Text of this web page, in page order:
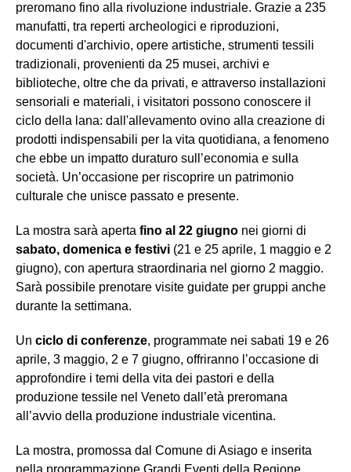
preromano fino alla rivoluzione industriale. Grazie a 235
manufatti, tra reperti archeologici e riproduzioni,
documenti d'archivio, opere artistiche, strumenti tessili
tradizionali, provenienti da 25 musei, archivi e
biblioteche, oltre che da privati, e attraverso installazioni
sensoriali e materiali, i visitatori possono conoscere il
ciclo della lana: dall'allevamento ovino alla creazione di
prodotti indispensabili per la vita quotidiana, a fenomeno
che ebbe un impatto duraturo sull’economia e sulla
società. Un’occasione per riscoprire un patrimonio
culturale che unisce passato e presente.
La mostra sarà aperta fino al 22 giugno nei giorni di
sabato, domenica e festivi (21 e 25 aprile, 1 maggio e 2
giugno), con apertura straordinaria nel giorno 2 maggio.
Sarà possibile prenotare visite guidate per gruppi anche
durante la settimana.
Un ciclo di conferenze, programmate nei sabati 19 e 26
aprile, 3 maggio, 2 e 7 giugno, offriranno l’occasione di
approfondire i temi della vita dei pastori e della
produzione tessile nel Veneto dall’età preromana
all’avvio della produzione industriale vicentina.
La mostra, promossa dal Comune di Asiago e inserita